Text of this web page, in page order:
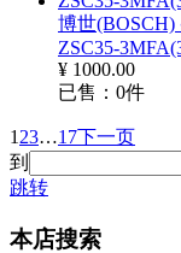
博世
ZSC35-
¥ 1000.00
已售： 0件
1 23…17下一页
到
跳转
本店搜索